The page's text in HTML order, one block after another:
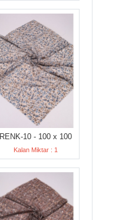
RENK-10 - 100 x 100
Kalan Miktar : 1